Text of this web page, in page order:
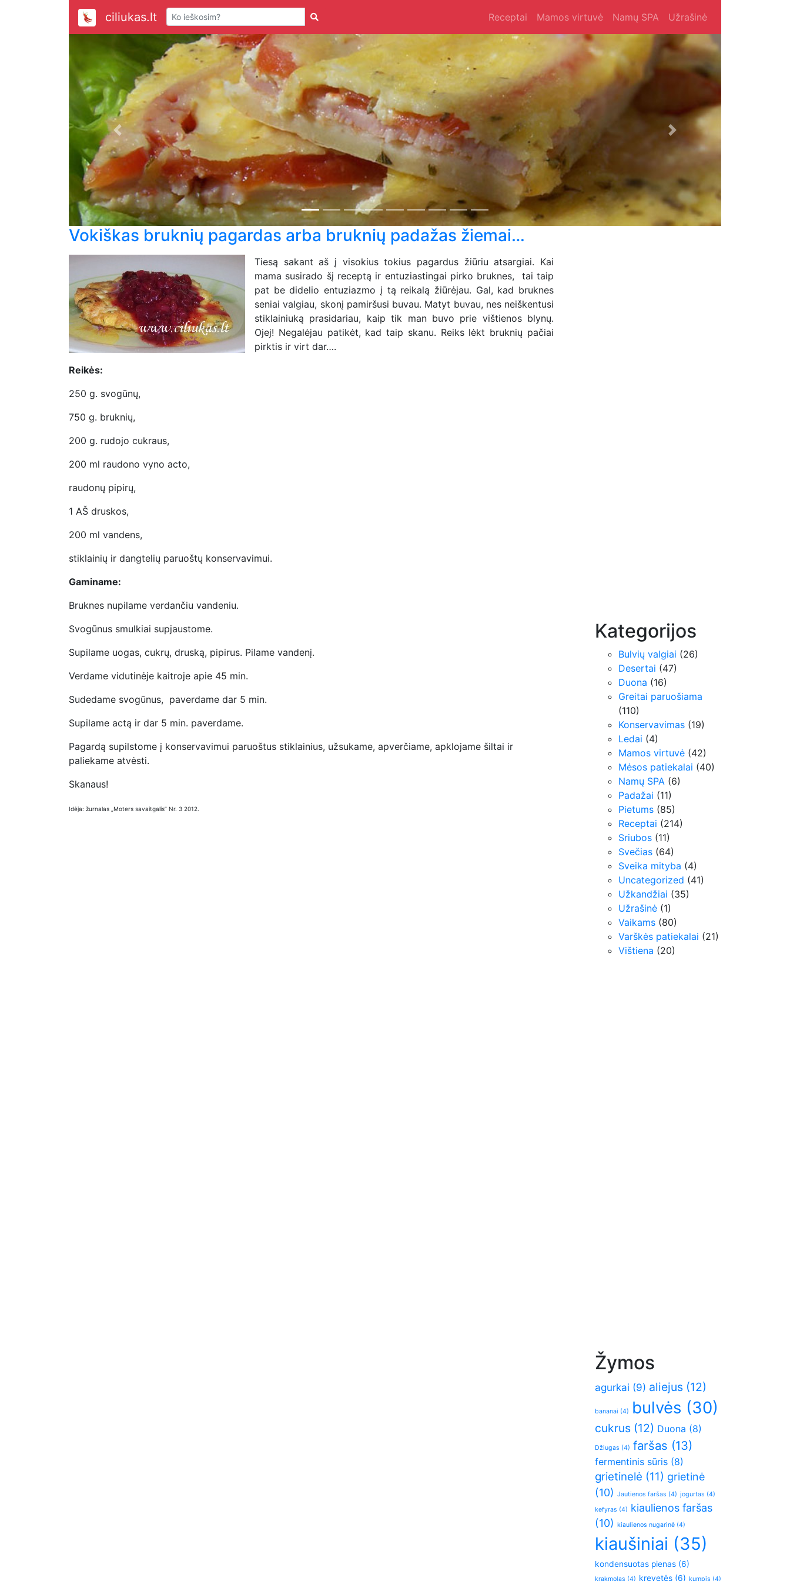
ciliukas.lt Receptai Mamos virtuvė Namų SPA Užrašinė
Previous Next
Vokiškas bruknių pagardas arba bruknių padažas žiemai…
Tiesą sakant aš į visokius tokius pagardus žiūriu atsargiai. Kai
mama susirado šį receptą ir entuziastingai pirko bruknes, tai taip
pat be didelio entuziazmo į tą reikalą žiūrėjau. Gal, kad bruknes
seniai valgiau, skonį pamiršusi buvau. Matyt buvau, nes neiškentusi
stiklainiuką prasidariau, kaip tik man buvo prie vištienos blynų.
Ojej! Negalėjau patikėt, kad taip skanu. Reiks lėkt bruknių pačiai
pirktis ir virt dar….
Reikės:
250 g. svogūnų,
750 g. bruknių,
200 g. rudojo cukraus,
200 ml raudono vyno acto,
raudonų pipirų,
1 AŠ druskos,
200 ml vandens,
stiklainių ir dangtelių paruoštų konservavimui.
Gaminame:
Bruknes nupilame verdančiu vandeniu.
Svogūnus smulkiai supjaustome.
Supilame uogas, cukrų, druską, pipirus. Pilame vandenį.
Verdame vidutinėje kaitroje apie 45 min.
Sudedame svogūnus, paverdame dar 5 min.
Supilame actą ir dar 5 min. paverdame.
Pagardą supilstome į konservavimui paruoštus stiklainius, užsukame, apverčiame, apklojame šiltai ir
paliekame atvėsti.
Skanaus!
Idėja: žurnalas „Moters savaitgalis” Nr. 3 2012.
Kategorijos
Bulvių valgiai (26)
Desertai (47)
Duona (16)
Greitai paruošiama
(110)
Konservavimas (19)
Ledai (4)
Mamos virtuvė (42)
Mėsos patiekalai (40)
Namų SPA (6)
Padažai (11)
Pietums (85)
Receptai (214)
Sriubos (11)
Svečias (64)
Sveika mityba (4)
Uncategorized (41)
Užkandžiai (35)
Užrašinė (1)
Vaikams (80)
Varškės patiekalai (21)
Vištiena (20)
Žymos
agurkai (9) aliejus (12)
bananai (4) bulvės (30)
cukrus (12) Duona (8)
Džiugas (4) faršas (13)
fermentinis sūris (8)
grietinelė (11) grietinė
(10) Jautienos faršas (4) jogurtas (4)
kefyras (4) kiaulienos faršas
(10) kiaulienos nugarinė (4)
kiaušiniai (35)
kondensuotas pienas (6)
krakmolas (4) krevetės (6) kumpis (4)